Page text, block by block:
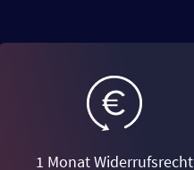
1 Monat Widerrufsrecht